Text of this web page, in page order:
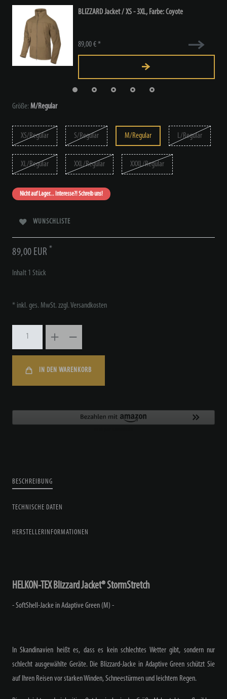
BLIZZARD Jacket / XS - 3XL, Farbe: Coyote
89,00 € *
Größe: M/Regular
XS/Regular S/Regular M/Regular L/Regular
XL/Regular XXL/Regular XXXL/Regular
Nicht auf Lager... Interesse?! Schreib uns!
WUNSCHLISTE
89,00 EUR *
Inhalt 1 Stück
* inkl. ges. MwSt. zzgl.Versandkosten
IN DEN WARENKORB
BESCHREIBUNG
TECHNISCHE DATEN
HERSTELLERINFORMATIONEN
HELKON-TEX Blizzard Jacket® StormStretch
- SoftShell-Jacke in Adaptive Green (M) -
In Skandinavien heißt es, dass es kein schlechtes Wetter gibt, sondern nur
schlecht ausgewählte Geräte. Die Blizzard-Jacke in Adaptive Green schützt Sie
auf Ihren Reisen vor starken Winden, Schneestürmen und leichtem Regen.